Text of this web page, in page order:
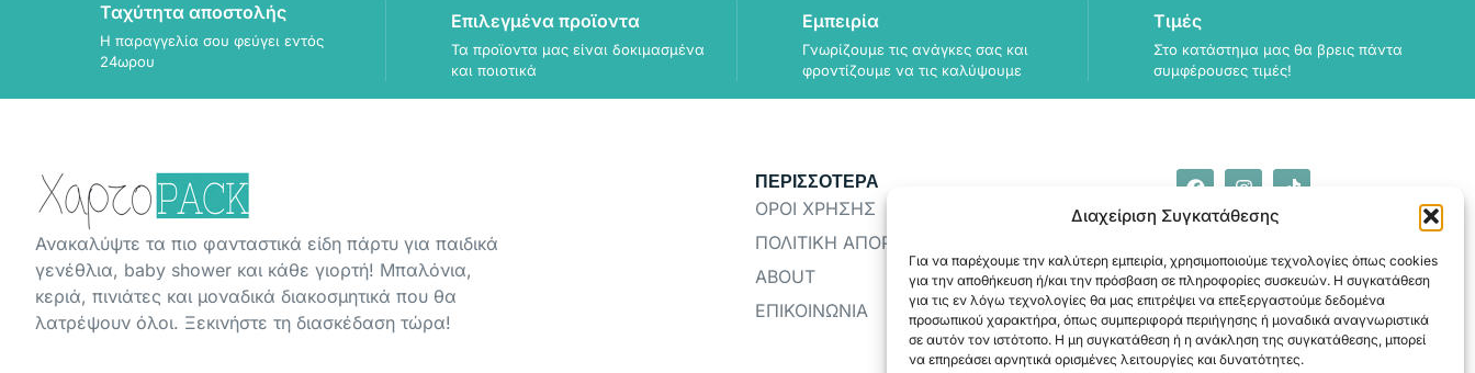
Διαχείριση Συγκατάθεσης
Για να παρέχουμε την καλύτερη εμπειρία, χρησιμοποιούμε τεχνολογίες όπως cookies
για την αποθήκευση ή/και την πρόσβαση σε πληροφορίες συσκευών. Η συγκατάθεση
για τις εν λόγω τεχνολογίες θα μας επιτρέψει να επεξεργαστούμε δεδομένα
προσωπικού χαρακτήρα, όπως συμπεριφορά περιήγησης ή μοναδικά αναγνωριστικά
σε αυτόν τον ιστότοπο. Η μη συγκατάθεση ή η ανάκληση της συγκατάθεσης, μπορεί
να επηρεάσει αρνητικά ορισμένες λειτουργίες και δυνατότητες.
Ταχύτητα αποστολής
Η παραγγελία σου φεύγει εντός
24ωρου
Επιλεγμένα προϊοντα
Τα προϊοντα μας είναι δοκιμασμένα
και ποιοτικά
Εμπειρία
Γνωρίζουμε τις ανάγκες σας και
φροντίζουμε να τις καλύψουμε
Τιμές
Στο κατάστημα μας θα βρεις πάντα
συμφέρουσες τιμές!
Ανακαλύψτε τα πιο φανταστικά είδη πάρτυ για παιδικά
γενέθλια, baby shower και κάθε γιορτή! Μπαλόνια,
κεριά, πινιάτες και μοναδικά διακοσμητικά που θα
λατρέψουν όλοι. Ξεκινήστε τη διασκέδαση τώρα!
ΠΕΡΙΣΣΟΤΕΡΑ
ΟΡΟΙ ΧΡΗΣΗΣ
ΠΟΛΙΤΙΚΗ ΑΠΟΡΡΗΤΟΥ
ABOUT
ΕΠΙΚΟΙΝΩΝΙΑ
ΠΛΗΡΟΦΟΡΙΕΣ
ΕΞΟΦΛΗΣΗ